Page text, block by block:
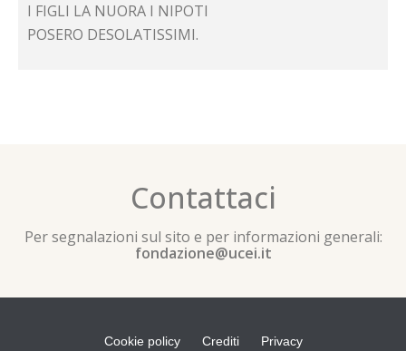
I FIGLI LA NUORA I NIPOTI
POSERO DESOLATISSIMI.
Contattaci
Per segnalazioni sul sito e per informazioni generali:
fondazione@ucei.it
Cookie policy Crediti Privacy